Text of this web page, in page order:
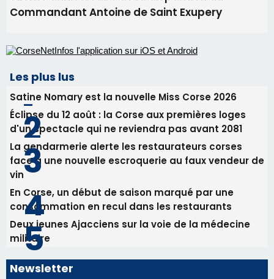
05/08/2026 09:53
procession le 14 août
31/07/2026 08:24
Tennis - Début ce week-end du tournoi du
RCPV
31/07/2026 08:22
82ème anniversaire de la disparition du
Commandant Antoine de Saint Exupery
Les plus lus
Satine Nomary est la nouvelle Miss Corse 2026
Éclipse du 12 août : la Corse aux premières loges
d'un spectacle qui ne reviendra pas avant 2081